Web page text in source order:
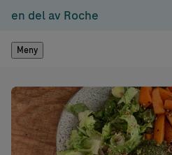
en del av Roche
Meny